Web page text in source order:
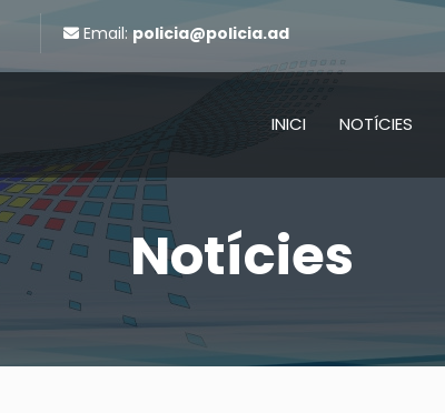
Email: policia@policia.ad
INICI NOTÍCIES
Notícies